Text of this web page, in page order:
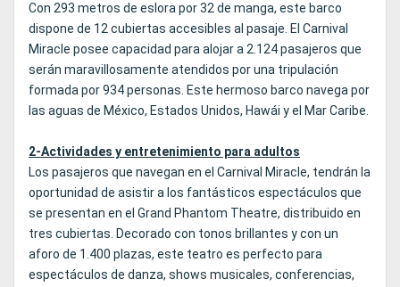
Con 293 metros de eslora por 32 de manga, este barco
dispone de 12 cubiertas accesibles al pasaje. El Carnival
Miracle posee capacidad para alojar a 2.124 pasajeros que
serán maravillosamente atendidos por una tripulación
formada por 934 personas. Este hermoso barco navega por
las aguas de México, Estados Unidos, Hawái y el Mar Caribe.
2-Actividades y entretenimiento para adultos
Los pasajeros que navegan en el Carnival Miracle, tendrán la
oportunidad de asistir a los fantásticos espectáculos que
se presentan en el Grand Phantom Theatre, distribuido en
tres cubiertas. Decorado con tonos brillantes y con un
aforo de 1.400 plazas, este teatro es perfecto para
espectáculos de danza, shows musicales, conferencias,